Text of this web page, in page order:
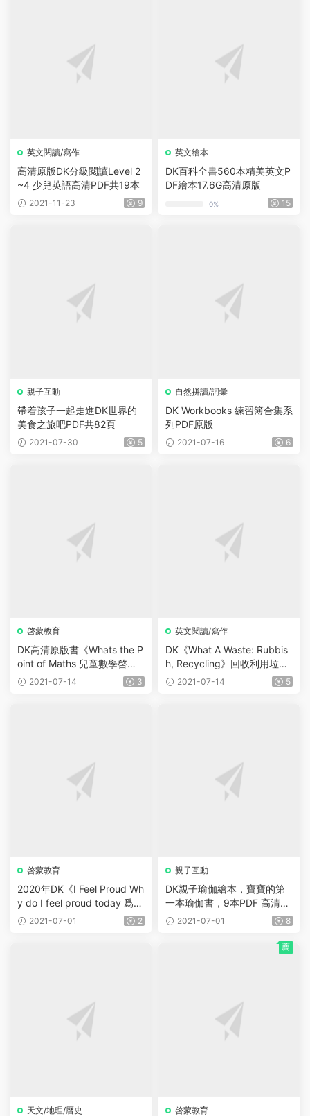
英文閱讀/寫作
高清原版DK分級閱讀Level 2
~4 少兒英語高清PDF共19本
2021-11-23 9
英文繪本
DK百科全書560本精美英文P
DF繪本17.6G高清原版
0% 15
親子互動
帶着孩子一起走進DK世界的
美食之旅吧PDF共82頁
2021-07-30 5
自然拼讀/詞彙
DK Workbooks 練習簿合集系
列PDF原版
2021-07-16 6
啓蒙教育
DK高清原版書《Whats the P
oint of Maths 兒童數學啓
蒙》PDF130頁
2021-07-14 3
英文閱讀/寫作
DK《What A Waste: Rubbis
h, Recycling》回收利用垃圾
和保護環境
2021-07-14 5
啓蒙教育
2020年DK《I Feel Proud Wh
y do I feel proud today 爲啥
今天我感到驕傲》，令幼兒愉
2021-07-01 2
親子互動
DK親子瑜伽繪本，寶寶的第
一本瑜伽書，9本PDF 高清可
打印2021-07-01 8
天文/地理/曆史 啓蒙教育
薦